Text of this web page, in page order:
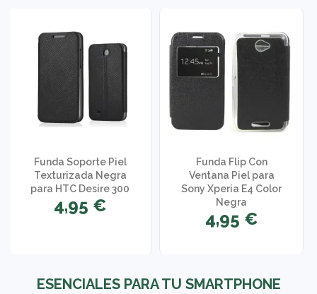
Funda Soporte Piel
Texturizada Negra
para HTC Desire 300
4,95 €
Funda Flip Con
Ventana Piel para
Sony Xperia E4 Color
Negra
4,95 €
1 opinión
ESENCIALES PARA TU SMARTPHONE